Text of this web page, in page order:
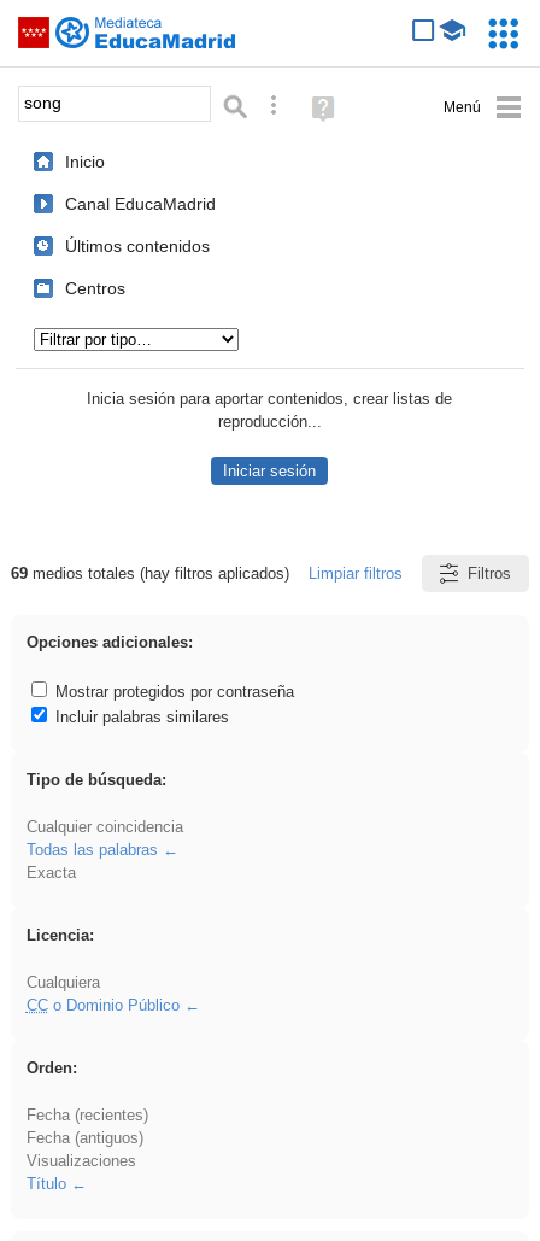
Saltar navegación
Palabra o frase: Búsqueda avanzada
Ayuda
(en
Inicio
Canal EducaMadrid
Últimos contenidos
Centros
Inicia sesión para aportar contenidos, crear listas de
reproducción...
Iniciar sesión
Resultados de: song
69medios totales (hay filtros aplicados) Limpiar filtros Filtros
Opciones adicionales:
Mostrar protegidos por contraseña
Incluir palabras similares
Tipo de búsqueda:
Cualquier coincidencia
Todas las palabras
Exacta
Licencia:
Cualquiera
CCo Dominio Público
Orden:
Fecha (recientes)
Fecha (antiguos)
Visualizaciones
Título